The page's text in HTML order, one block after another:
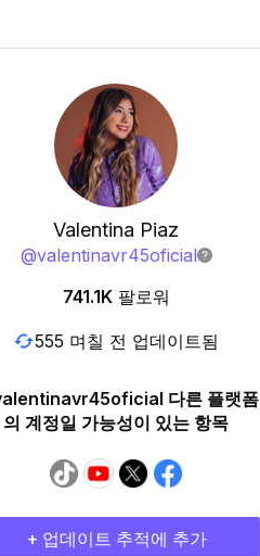
Valentina Piaz
@valentinavr45oficial
741.1K 팔로워
555 며칠 전 업데이트됨
다른 플랫폼
의 계정일 가능성이 있는 항목
+ 업데이트 추적에 추가